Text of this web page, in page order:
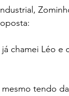
chamei Léo e
tendo